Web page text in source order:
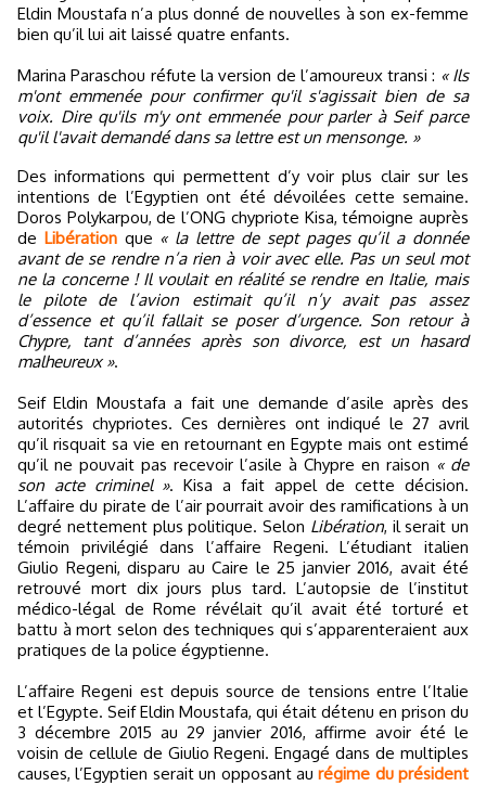
Eldin Moustafa n’a plus donné de nouvelles à son ex-femme
bien qu’il lui ait laissé quatre enfants.
Marina Paraschou réfute la version de l’amoureux transi : « Ils
m'ont emmenée pour confirmer qu'il s'agissait bien de sa
voix. Dire qu'ils m'y ont emmenée pour parler à Seif parce
qu'il l'avait demandé dans sa lettre est un mensonge. »
Des informations qui permettent d’y voir plus clair sur les
intentions de l’Egyptien ont été dévoilées cette semaine.
Doros Polykarpou, de l’ONG chypriote Kisa, témoigne auprès
de Libérationque « la lettre de sept pages qu’il a donnée
avant de se rendre n’a rien à voir avec elle. Pas un seul mot
ne la concerne ! Il voulait en réalité se rendre en Italie, mais
le pilote de l’avion estimait qu’il n’y avait pas assez
d’essence et qu’il fallait se poser d’urgence. Son retour à
Chypre, tant d’années après son divorce, est un hasard
malheureux ».
Seif Eldin Moustafa a fait une demande d’asile après des
autorités chypriotes. Ces dernières ont indiqué le 27 avril
qu’il risquait sa vie en retournant en Egypte mais ont estimé
qu’il ne pouvait pas recevoir l’asile à Chypre en raison « de
son acte criminel ». Kisa a fait appel de cette décision.
L’affaire du pirate de l’air pourrait avoir des ramifications à un
degré nettement plus politique. Selon Libération, il serait un
témoin privilégié dans l’affaire Regeni. L’étudiant italien
Giulio Regeni, disparu au Caire le 25 janvier 2016, avait été
retrouvé mort dix jours plus tard. L’autopsie de l’institut
médico-légal de Rome révélait qu’il avait été torturé et
battu à mort selon des techniques qui s’apparenteraient aux
pratiques de la police égyptienne.
L’affaire Regeni est depuis source de tensions entre l’Italie
et l’Egypte. Seif Eldin Moustafa, qui était détenu en prison du
3 décembre 2015 au 29 janvier 2016, affirme avoir été le
voisin de cellule de Giulio Regeni. Engagé dans de multiples
causes, l’Egyptien serait un opposant aurégime du président